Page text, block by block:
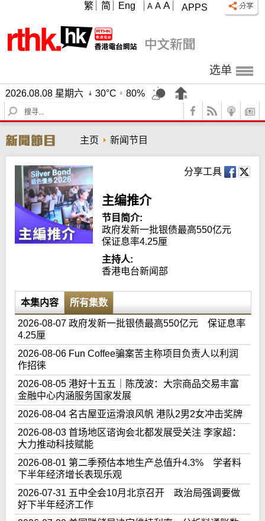
APPS
A A A
繁 简 Eng
选单
2026.08.08 星期六 30°C
80%
S
e
r
c
h
主页 新闻节目
分享工具
主编推介
节目简介:
政府发新一批银债最高550亿元
保证息率4.25厘
主持人:
香港电台新闻部
本集内容 所有集数
2026-08-07 政府发新一批银债最高550亿元 保证息率
4.25厘
2026-08-06 Fun Coffee骗案苦主称项目负责人以利润
作招徕
2026-08-05 港好十五五｜陈茂波：大宗商品交易丰富
金融中心内涵服务国家发展
2026-08-04 名古屋亚运滑浪风帆 港队2男2女冲击奖牌
2026-08-03 首场地区谘询会北都发展受关注 李家超：
大力推动科技赋能
2026-08-01 第二季预估本地生产总值升4.3% 学者料
下半年经济增长表现乐观
2026-07-31 五中全会10月北京召开 政治局强调要做
好下半年经济工作